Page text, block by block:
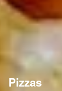
Pizzas